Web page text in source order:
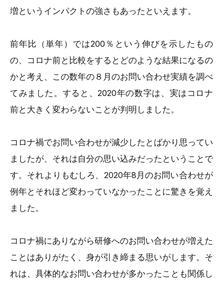
増というインパクトの強さもあったといえます。
前年比（単年）では200％という伸びを示したもの
の、コロナ前と比較をするとどのような結果になるの
かと考え、この数年の８月のお問い合わせ実績を調べ
てみました。すると、2020年の数字は、実はコロナ
前と大きく変わらないことが判明しました。
コロナ禍でお問い合わせが減少したとばかり思ってい
ましたが、それは自分の思い込みだったということで
す。それよりもむしろ、2020年8月のお問い合わせが
例年とそれほど変わっていなかったことに驚きを覚え
ました。
コロナ禍にありながら研修へのお問い合わせが増えた
ことはありがたく、身が引き締まる思いがします。そ
れは、具体的なお問い合わせが多かったことも関係し